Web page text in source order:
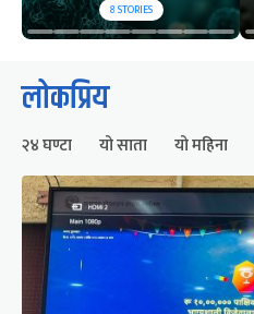
8STORIES
लोकप्रिय
२४ घण्टा यो साता यो महिना